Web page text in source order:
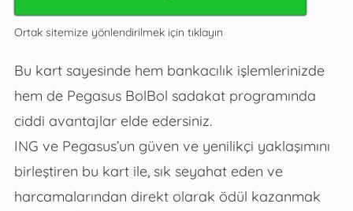
Ortak sitemize yönlendirilmek için tıklayın
Bu kart sayesinde hem bankacılık işlemlerinizde
hem de Pegasus BolBol sadakat programında
ciddi avantajlar elde edersiniz.
ING ve Pegasus’un güven ve yenilikçi yaklaşımını
birleştiren bu kart ile, sık seyahat eden ve
harcamalarından direkt olarak ödül kazanmak